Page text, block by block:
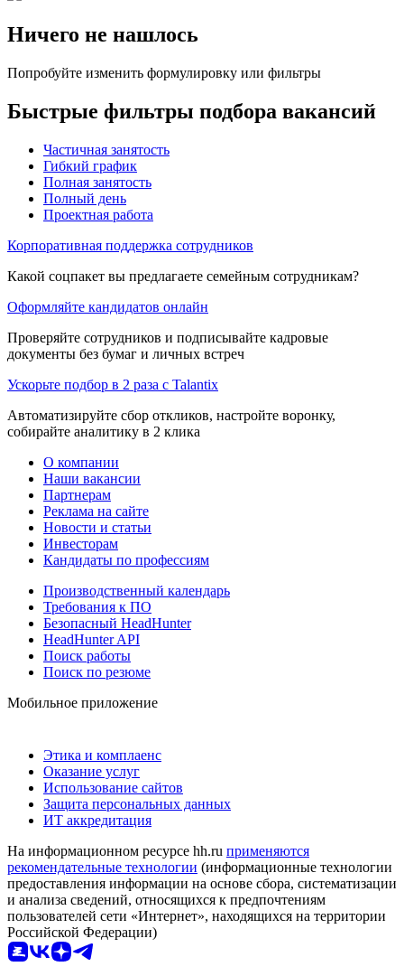
Ничего не нашлось
Попробуйте изменить формулировку или фильтры
Быстрые фильтры подбора вакансий
Частичная занятость
Гибкий график
Полная занятость
Полный день
Проектная работа
Корпоративная поддержка сотрудников
Какой соцпакет вы предлагаете семейным сотрудникам?
Оформляйте кандидатов онлайн
Проверяйте сотрудников и подписывайте кадровые
документы без бумаг и личных встреч
Ускорьте подбор в 2 раза с Talantix
Автоматизируйте сбор откликов, настройте воронку,
собирайте аналитику в 2 клика
О компании
Наши вакансии
Партнерам
Реклама на сайте
Новости и статьи
Инвесторам
Кандидаты по профессиям
Производственный календарь
Требования к ПО
Безопасный HeadHunter
HeadHunter API
Поиск работы
Поиск по резюме
Мобильное приложение
Этика и комплаенс
Оказание услуг
Использование сайтов
Защита персональных данных
ИТ аккредитация
На информационном ресурсе hh.ru применяются
рекомендательные технологии (информационные технологии
предоставления информации на основе сбора, систематизации
и анализа сведений, относящихся к предпочтениям
пользователей сети «Интернет», находящихся на территории
Российской Федерации)